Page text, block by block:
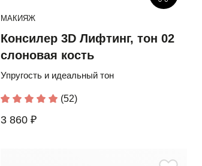
МАКИЯЖ
Консилер 3D Лифтинг, тон 02
слоновая кость
Упругость и идеальный тон
(52)
3 860 ₽